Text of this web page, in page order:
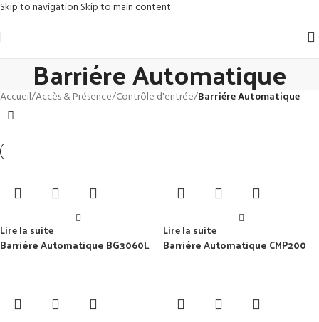
Skip to navigation Skip to main content
Barriére Automatique
Accueil/Accès & Présence/Contrôle d'entrée/Barriére Automatique
Lire la suite
Barriére Automatique BG3060L
Lire la suite
Barriére Automatique CMP200